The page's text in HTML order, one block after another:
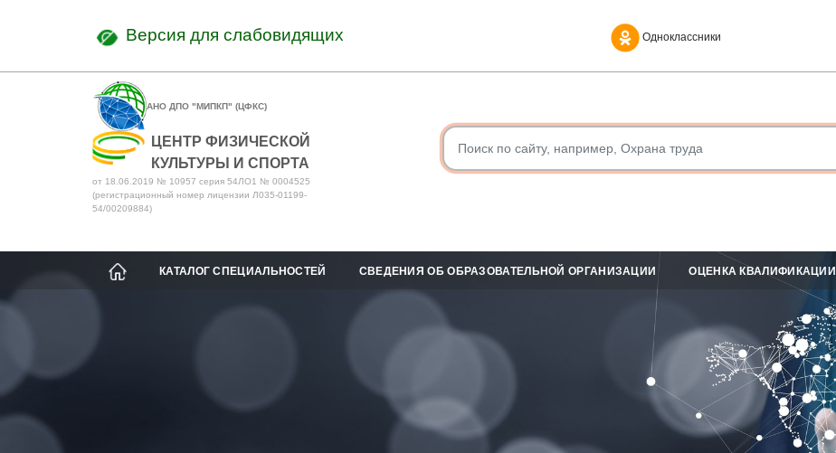
Версия для слабовидящих Одноклассники
АНО ДПО "МИПКП" (ЦФКС)
ЦЕНТР ФИЗИЧЕСКОЙ
КУЛЬТУРЫ И СПОРТА
от 18.06.2019 № 10957 серия 54ЛО1 № 0004525
(регистрационный номер лицензии Л035-01199-
54/00209884)
КАТАЛОГ СПЕЦИАЛЬНОСТЕЙ СВЕДЕНИЯ ОБ ОБРАЗОВАТЕЛЬНОЙ ОРГАНИЗАЦИИ ОЦЕНКА КВАЛИФИКАЦИИ